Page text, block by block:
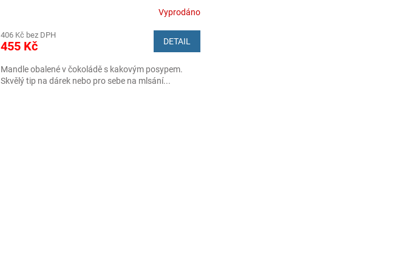
Vyprodáno
406 Kč bez DPH
455 Kč DETAIL
Mandle obalené v čokoládě s kakovým posypem.
Skvělý tip na dárek nebo pro sebe na mlsání...